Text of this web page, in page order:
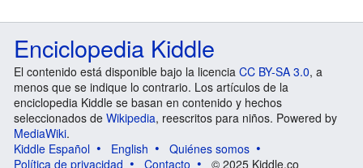
Enciclopedia Kiddle
El contenido está disponible bajo la licencia CC BY-SA 3.0, a
menos que se indique lo contrario. Los artículos de la
enciclopedia Kiddle se basan en contenido y hechos
seleccionados de Wikipedia, reescritos para niños. Powered by
MediaWiki.
Kiddle Español
English
Quiénes somos
Política de privacidad
Contacto © 2025 Kiddle.co